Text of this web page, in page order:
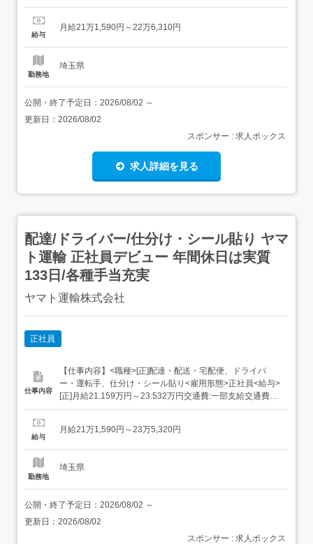
(月上限5万円)昇給年1回賞与年2回(7月/12月 賞与4.5ヶ月実
デル月収・年収<熊谷市内勤務>30歳/残業25H/扶養家...
給与
月給21万1,590円～22万6,310円
勤務地
埼玉県
公開・終了予定日： 2026/08/02 ～
更新日： 2026/08/02
スポンサー : 求人ボックス
求人詳細を見る
配達/ドライバー/仕分け・シール貼り ヤマ
ト運輸 正社員デビュー 年間休日は実質
133日/各種手当充実
ヤマト運輸株式会社
正社員
仕事内容
【仕事内容】<職種>[正]配達・配送・宅配便、ドライバ
ー・運転手、仕分け・シール貼り<雇用形態>正社員<給与>
[正]月給21.159万円～23.532万円交通費:一部支給交通費
(月上限5万円)昇給年1回賞与年2回(7月/12月 賞与4.5ヶ月実
デル月収・年収<さいたま市内勤務>30歳/残業25H/扶...
給与
月給21万1,590円～23万5,320円
勤務地
埼玉県
公開・終了予定日： 2026/08/02 ～
更新日： 2026/08/02
スポンサー : 求人ボックス